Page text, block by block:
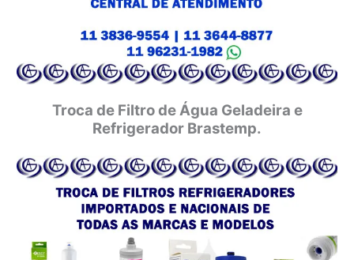
Troca de Filtro de Água Geladeira e
Refrigerador Brastemp.